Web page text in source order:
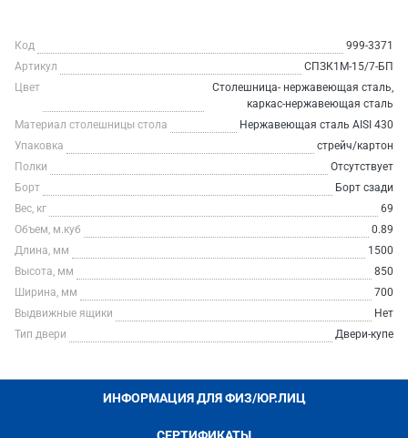
Код
999-3371
Артикул
СПЗК1М-15/7-БП
Цвет
Столешница- нержавеющая сталь,
каркас-нержавеющая сталь
Материал столешницы стола
Нержавеющая сталь AISI 430
Упаковка
стрейч/картон
Полки
Отсутствует
Борт
Борт сзади
Вес, кг
69
Объем, м.куб
0.89
Длина, мм
1500
Высота, мм
850
Ширина, мм
700
Выдвижные ящики
Нет
Тип двери
Двери-купе
ИНФОРМАЦИЯ ДЛЯ ФИЗ/ЮР.ЛИЦ